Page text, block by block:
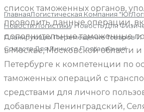
ГлавнаяЛогистическая Компания
Новости Логистики/Новость Для
Планирующих Перемещение Товаров И
Средств Для Личного Пользования!
список таможенных органов,
проводить данные операции,
дополнительные таможенные
в Москве, Московской области и
Петербурге к компетенции по
таможенных операций с
средствами для личного
добавлены Ленинградский,